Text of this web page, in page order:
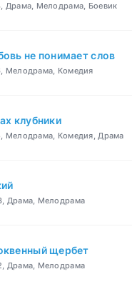
Драма, Мелодрама, Боевик
не понимает слов
Мелодрама, Комедия
клубники
Мелодрама, Комедия, Драма
Драма, Мелодрама
щербет
Драма, Мелодрама